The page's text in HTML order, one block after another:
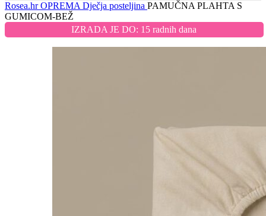
Rosea.hrOPREMADječja posteljina PAMUČNA PLAHTA S
GUMICOM-BEŽ
IZRADA JE DO: 15 radnih dana